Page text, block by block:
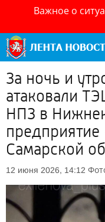
Важное о
За ночь и
атаковали
НПЗ в
предприятие
Самарской
12 июня 2026, 14:12